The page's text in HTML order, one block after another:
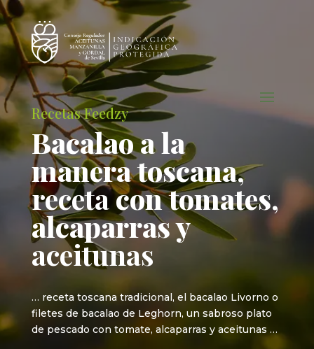
Recetas Feedzy
Bacalao a la
manera toscana,
recetacon tomates,
alcaparras y
aceitunas
… receta toscana tradicional, el bacalao Livorno o
filetes de bacalao de Leghorn, un sabroso plato
de pescado con tomate, alcaparras y aceitunas …